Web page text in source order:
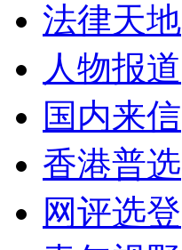
法律天地
人物报道
国内来信
香港普选
网评选登